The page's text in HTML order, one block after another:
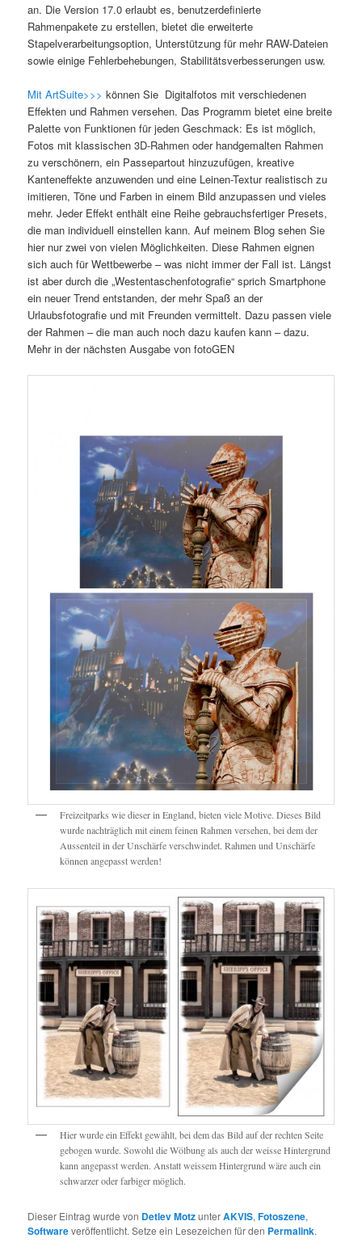
an. Die Version 17.0 erlaubt es, benutzerdefinierte
Rahmenpakete zu erstellen, bietet die erweiterte
Stapelverarbeitungsoption, Unterstützung für mehr RAW-Dateien
sowie einige Fehlerbehebungen, Stabilitätsverbesserungen usw.
Mit ArtSuite>>> können Sie Digitalfotos mit verschiedenen
Effekten und Rahmen versehen. Das Programm bietet eine breite
Palette von Funktionen für jeden Geschmack: Es ist möglich,
Fotos mit klassischen 3D-Rahmen oder handgemalten Rahmen
zu verschönern, ein Passepartout hinzuzufügen, kreative
Kanteneffekte anzuwenden und eine Leinen-Textur realistisch zu
imitieren, Töne und Farben in einem Bild anzupassen und vieles
mehr. Jeder Effekt enthält eine Reihe gebrauchsfertiger Presets,
die man individuell einstellen kann. Auf meinem Blog sehen Sie
hier nur zwei von vielen Möglichkeiten. Diese Rahmen eignen
sich auch für Wettbewerbe – was nicht immer der Fall ist. Längst
ist aber durch die „Westentaschenfotografie“ sprich Smartphone
ein neuer Trend entstanden, der mehr Spaß an der
Urlaubsfotografie und mit Freunden vermittelt. Dazu passen viele
der Rahmen – die man auch noch dazu kaufen kann – dazu.
Mehr in der nächsten Ausgabe von fotoGEN
Freizeitparks wie dieser in England, bieten viele Motive. Dieses Bild
wurde nachträglich mit einem feinen Rahmen versehen, bei dem der
Aussenteil in der Unschärfe verschwindet. Rahmen und Unschärfe
können angepasst werden!
Hier wurde ein Effekt gewählt, bei dem das Bild auf der rechten Seite
gebogen wurde. Sowohl die Wölbung als auch der weisse Hintergrund
kann angepasst werden. Anstatt weissem Hintergrund wäre auch ein
schwarzer oder farbiger möglich.
Dieser Eintrag wurde von Detlev MotzunterAKVIS,Fotoszene,
Softwareveröffentlicht. Setze ein Lesezeichen für den Permalink.